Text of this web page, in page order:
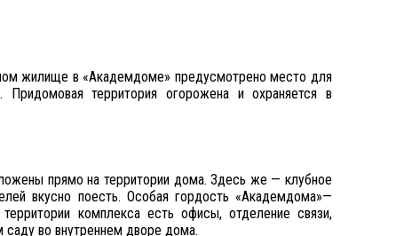
жилище в «Академдоме» предусмотрено место для
территория огорожена и охраняется в
прямо на территории дома. Здесь же — клубное
вкусно поесть. Особая гордость «Академдома»—
комплекса есть офисы, отделение связи,
во внутреннем дворе дома.